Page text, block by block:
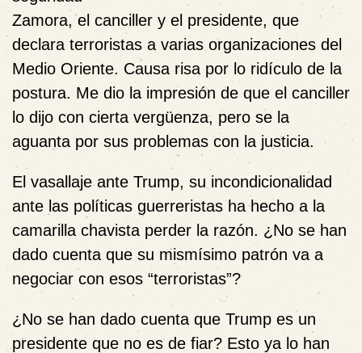
Zamora, el canciller y el presidente, que
declara terroristas a varias organizaciones del
Medio Oriente. Causa risa por lo ridículo de la
postura. Me dio la impresión de que el canciller
lo dijo con cierta vergüenza, pero se la
aguanta por sus problemas con la justicia.
El vasallaje ante Trump, su incondicionalidad
ante las políticas guerreristas ha hecho a la
camarilla chavista perder la razón. ¿No se han
dado cuenta que su mismísimo patrón va a
negociar con esos “terroristas”?
¿No se han dado cuenta que Trump es un
presidente que no es de fiar? Esto ya lo han